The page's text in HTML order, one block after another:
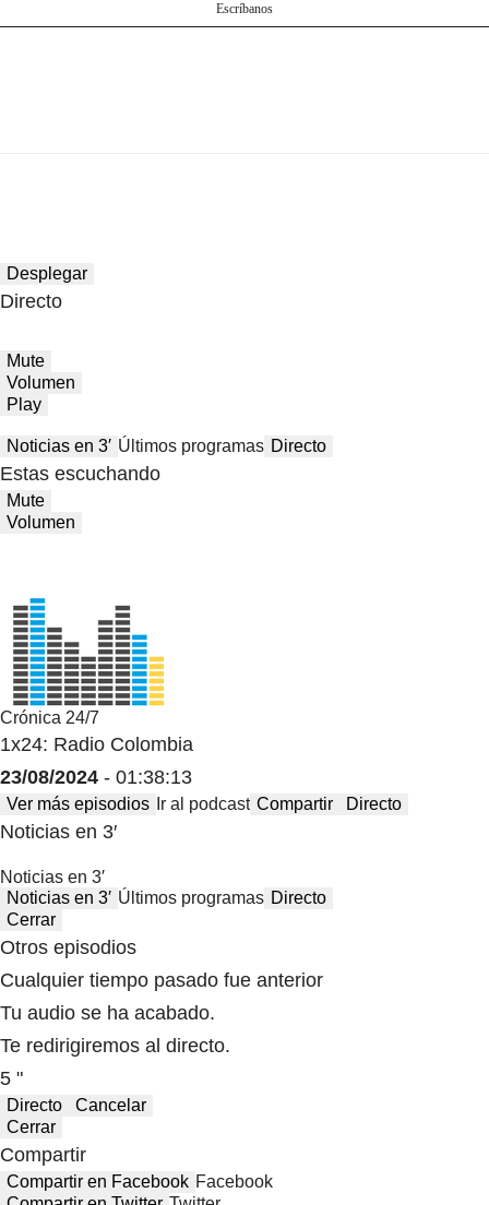
Escríbanos
Desplegar
Directo
Mute
Volumen
Play
Noticias en 3′ Últimos programas Directo
Estas escuchando
Mute
Volumen
Crónica 24/7
1x24: Radio Colombia
23/08/2024 - 01:38:13
Ver más episodios Ir al podcast Compartir Directo
Noticias en 3′
Noticias en 3′
Noticias en 3′ Últimos programas Directo
Cerrar
Otros episodios
Cualquier tiempo pasado fue anterior
Tu audio se ha acabado.
Te redirigiremos al directo.
5 "
Directo
Cancelar
Cerrar
Compartir
Compartir en Facebook Facebook